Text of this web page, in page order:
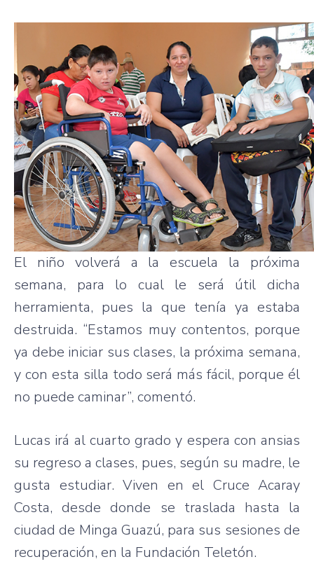
El niño volverá a la escuela la próxima
semana, para lo cual le será útil dicha
herramienta, pues la que tenía ya estaba
destruida. “Estamos muy contentos, porque
ya debe iniciar sus clases, la próxima semana,
y con esta silla todo será más fácil, porque él
no puede caminar”, comentó.
Lucas irá al cuarto grado y espera con ansias
su regreso a clases, pues, según su madre, le
gusta estudiar. Viven en el Cruce Acaray
Costa, desde donde se traslada hasta la
ciudad de Minga Guazú, para sus sesiones de
recuperación, en la Fundación Teletón.